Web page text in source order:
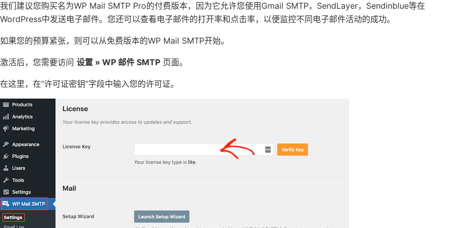
我们建议您购买名为WP Mail SMTP Pro的付费版本，因为它允许您使用Gmail SMTP，SendLayer，Sendinblue等在
WordPress中发送电子邮件。您还可以查看电子邮件的打开率和点击率，以便监控不同电子邮件活动的成功。
如果您的预算紧张，则可以从免费版本的WP Mail SMTP开始。
激活后，您需要访问 设置 » WP 邮件 SMTP 页面。
在这里，在“许可证密钥”字段中输入您的许可证。